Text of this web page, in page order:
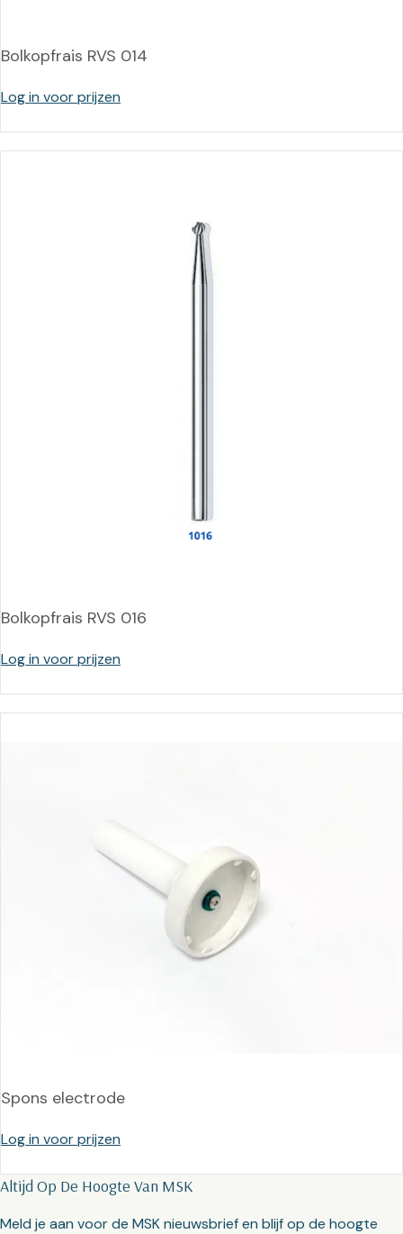
Bolkopfrais RVS 014
Log in voor prijzen
Bolkopfrais RVS 016
Log in voor prijzen
Spons electrode
Log in voor prijzen
Altijd Op De Hoogte Van MSK
Meld je aan voor de MSK nieuwsbrief en blijf op de hoogte